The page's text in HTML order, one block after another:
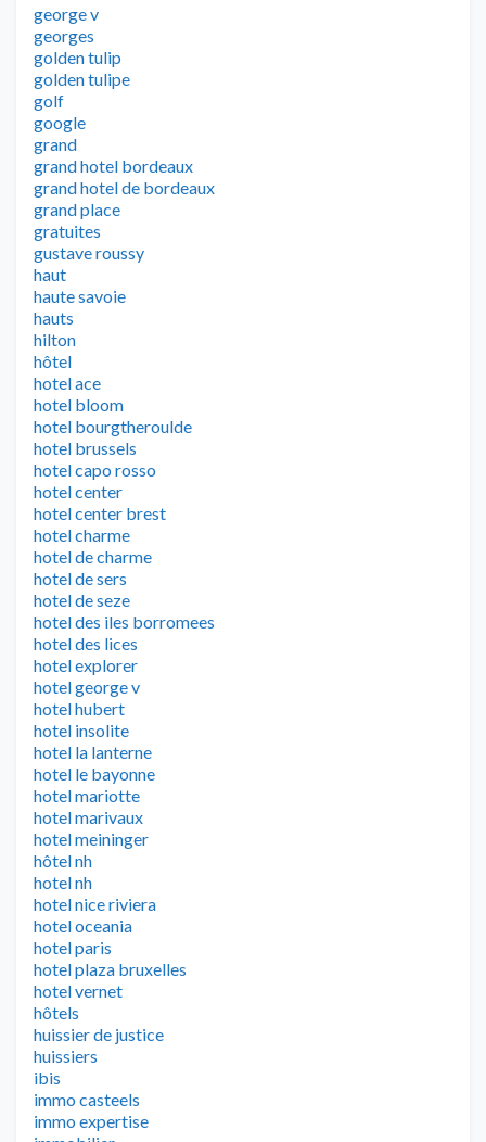
george v
georges
golden tulip
golden tulipe
golf
google
grand
grand hotel bordeaux
grand hotel de bordeaux
grand place
gratuites
gustave roussy
haut
haute savoie
hauts
hilton
hôtel
hotel ace
hotel bloom
hotel bourgtheroulde
hotel brussels
hotel capo rosso
hotel center
hotel center brest
hotel charme
hotel de charme
hotel de sers
hotel de seze
hotel des iles borromees
hotel des lices
hotel explorer
hotel george v
hotel hubert
hotel insolite
hotel la lanterne
hotel le bayonne
hotel mariotte
hotel marivaux
hotel meininger
hôtel nh
hotel nh
hotel nice riviera
hotel oceania
hotel paris
hotel plaza bruxelles
hotel vernet
hôtels
huissier de justice
huissiers
ibis
immo casteels
immo expertise